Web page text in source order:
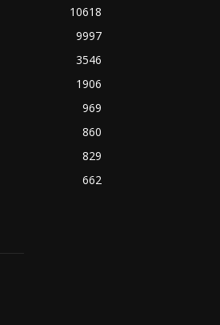
10618
9997
3546
1906
969
860
829
662